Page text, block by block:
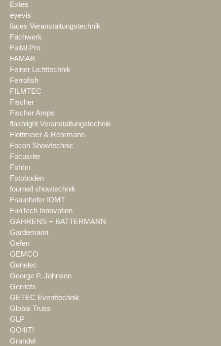
Extes
eyevis
faces Veranstaltungstechnik
Fachwerk
Faital Pro
FAMAB
Feiner Lichttechnik
Ferrofish
FILMTEC
Fischer
Fischer Amps
flashlight Veranstaltungstechnik
Flottmeier & Rehrmann
Focon Showtechnic
Focusrite
Fohhn
Fotoboden
fournell showtechnik
Fraunhofer IDMT
FunTech Innovation
GAHRENS + BATTERMANN
Gardemann
Gefen
GEMCO
Genelec
George P. Johnson
Gerriets
GETEC Eventtechnik
Global Truss
GLP
GO4IT!
Grandel